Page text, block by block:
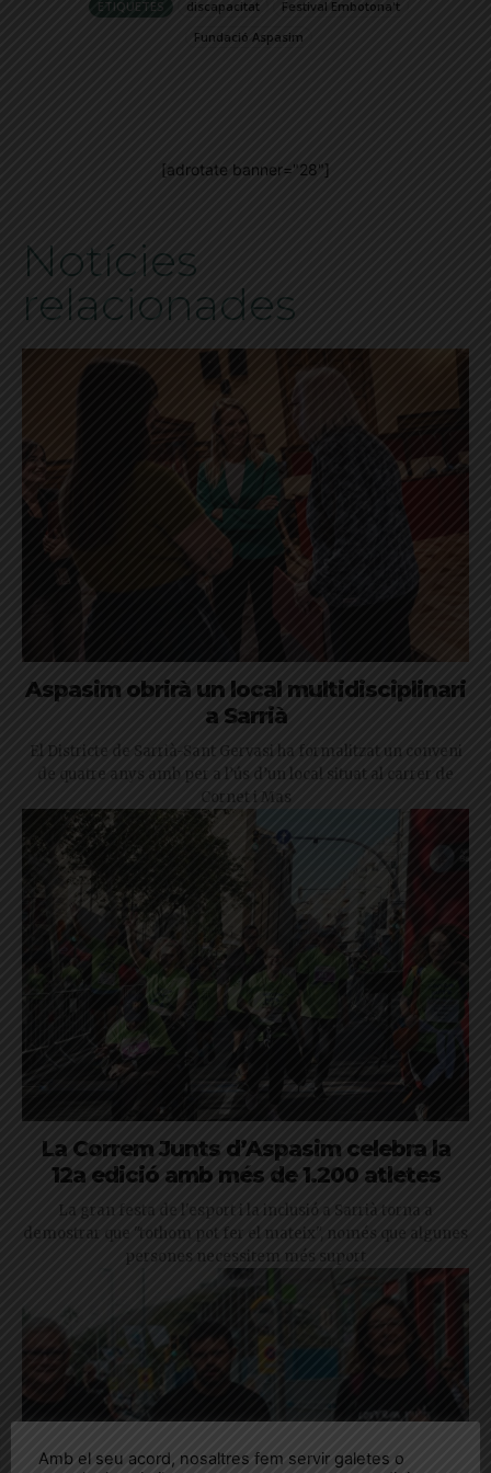
ETIQUETES discapacitat
Festival Embotona't
Fundació Aspasim
[adrotate banner="28"]
Notícies
relacionades
Aspasim obrirà un local multidisciplinari
a Sarrià
El Districte de Sarrià-Sant Gervasi ha formalitzat un conveni
de quatre anys amb per a l’ús d’un local situat al carrer de
Cornet i Mas
La Correm Junts d’Aspasim celebra la
12a edició amb més de 1.200 atletes
La gran festa de l'esport i la inclusió a Sarrià torna a
demostrar que "tothom pot fer el mateix", només que algunes
persones necessitem més suport
Amb el seu acord, nosaltres fem servir galetes o